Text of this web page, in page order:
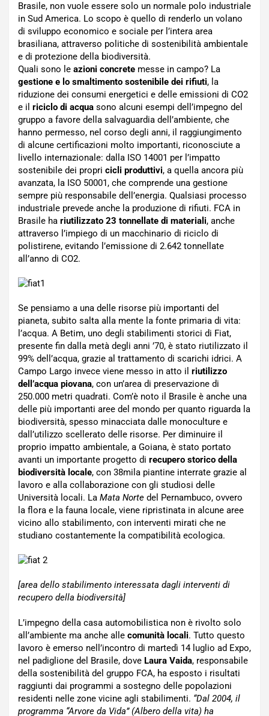
Brasile, non vuole essere solo un normale polo industriale
in Sud America. Lo scopo è quello di renderlo un volano
di sviluppo economico e sociale per l’intera area
brasiliana, attraverso politiche di sostenibilità ambientale
e di protezione della biodiversità.
Quali sono le azioni concrete messe in campo? La
gestione e lo smaltimento sostenibile dei rifiuti, la
riduzione dei consumi energetici e delle emissioni di CO2​
e il riciclo di acqua sono alcuni esempi dell’impegno del
gruppo a favore della salvaguardia dell’ambiente, che
hanno permesso, nel corso degli anni, il raggiungimento
di alcune certificazioni molto importanti, riconosciute a
livello internazionale: dalla ISO 14001 per l’impatto
sostenibile dei propri cicli produttivi, a quella ancora più
avanzata, la ISO 50001, che comprende una gestione
sempre più responsabile dell’energia. Qualsiasi processo
industriale prevede anche la produzione di rifiuti. FCA in
Brasile ha riutilizzato 23 tonnellate di materiali, anche
attraverso l’impiego di un macchinario di riciclo di
polistirene, evitando l’emissione di 2.642 tonnellate
all’anno di CO2.
Se pensiamo a una delle risorse più importanti del
pianeta, subito salta alla mente la fonte primaria di vita:
l’acqua. A Betim, uno degli stabilimenti storici di Fiat,
presente fin dalla metà degli anni ’70, è stato riutilizzato il
99% dell’acqua, grazie al trattamento di scarichi idrici. A
Campo Largo invece viene messo in atto il riutilizzo
dell’acqua piovana, con un’area di preservazione di
250.000 metri quadrati. Com’è noto il Brasile è anche una
delle più importanti aree del mondo per quanto riguarda la
biodiversità, spesso minacciata dalle monoculture e
dall’utilizzo scellerato delle risorse. Per diminuire il
proprio impatto ambientale, a Goiana, è stato portato
avanti un importante progetto di recupero storico della
biodiversità locale, con 38mila piantine interrate grazie al
lavoro e alla collaborazione con gli studiosi delle
Università locali. La Mata Norte del Pernambuco, ovvero
la flora e la fauna locale, viene ripristinata in alcune aree
vicino allo stabilimento, con interventi mirati che ne
studiano costantemente la compatibilità ecologica.
[area dello stabilimento interessata dagli interventi di
recupero della biodiversità]
L’impegno della casa automobilistica non è rivolto solo
all’ambiente ma anche alle comunità locali. Tutto questo
lavoro è emerso nell’incontro di martedì 14 luglio ad Expo,
nel padiglione del Brasile, dove Laura Vaida, responsabile
della sostenibilità del gruppo FCA, ha esposto i risultati
raggiunti dai programmi a sostegno delle popolazioni
residenti nelle zone vicine agli stabilimenti. “Dal 2004, il
programma “Arvore da Vida” (Albero della vita) ha